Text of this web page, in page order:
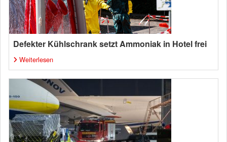
Defekter Kühlschrank setzt Ammoniak in Hotel frei
Weiterlesen